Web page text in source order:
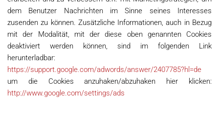
dem Benutzer Nachrichten im Sinne seines Interesses
zusenden zu können. Zusätzliche Informationen, auch in Bezug
mit der Modalität, mit der diese oben genannten Cookies
deaktiviert werden können, sind im folgenden Link
herunterladbar:
https://support.google.com/adwords/answer/2407785?hl=de
um die Cookies anzuhaken/abzuhaken hier klicken:
http://www.google.com/settings/ads